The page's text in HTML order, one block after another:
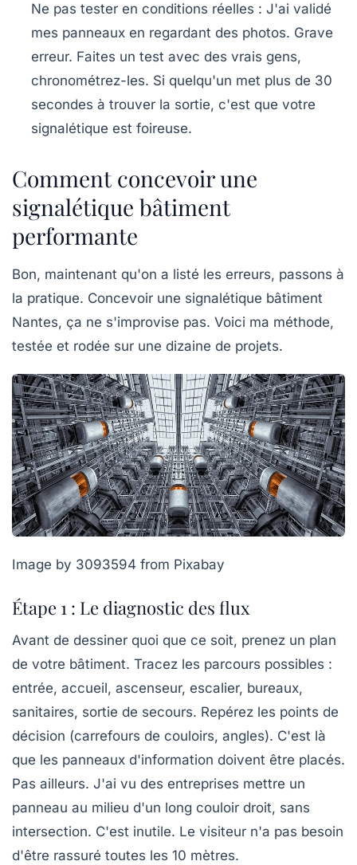
Ne pas tester en conditions réelles : J'ai validé
mes panneaux en regardant des photos. Grave
erreur. Faites un test avec des vrais gens,
chronométrez-les. Si quelqu'un met plus de 30
secondes à trouver la sortie, c'est que votre
signalétique est foireuse.
Comment concevoir une
signalétique bâtiment
performante
Bon, maintenant qu'on a listé les erreurs, passons à
la pratique. Concevoir une signalétique bâtiment
Nantes, ça ne s'improvise pas. Voici ma méthode,
testée et rodée sur une dizaine de projets.
Image by 3093594 from Pixabay
Étape 1 : Le diagnostic des flux
Avant de dessiner quoi que ce soit, prenez un plan
de votre bâtiment. Tracez les parcours possibles :
entrée, accueil, ascenseur, escalier, bureaux,
sanitaires, sortie de secours. Repérez les points de
décision (carrefours de couloirs, angles). C'est là
que les panneaux d'information doivent être placés.
Pas ailleurs. J'ai vu des entreprises mettre un
panneau au milieu d'un long couloir droit, sans
intersection. C'est inutile. Le visiteur n'a pas besoin
d'être rassuré toutes les 10 mètres.